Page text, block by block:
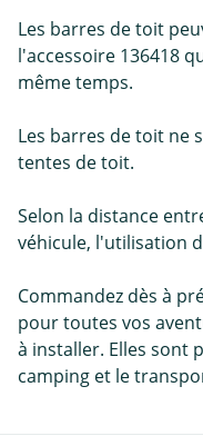
Les barres de toit
l'accessoire 136418
même temps.
Les barres de toit ne
tentes de toit.
Selon la distance
véhicule, l'utilisation
Commandez dès à
pour toutes vos
à installer. Elles sont
camping et le